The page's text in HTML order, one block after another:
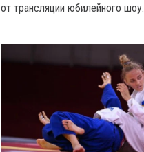
от трансляции юбилейного шоу.